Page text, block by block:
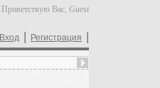
Приветствую Вас, Guest
Вход | Регистрация |